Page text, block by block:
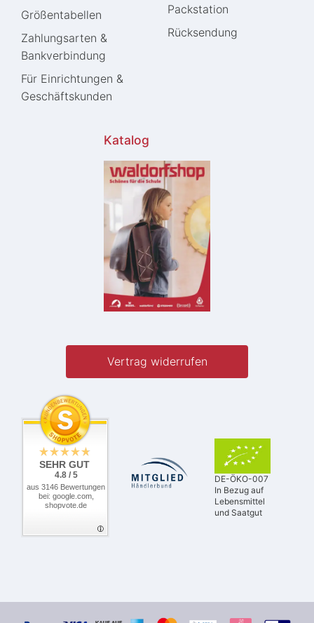
Größentabellen
Zahlungsarten &
Bankverbindung
Für Einrichtungen &
Geschäftskunden
Packstation
Rücksendung
Katalog
Vertrag widerrufen
SEHR GUT
4.8 / 5
aus 3146 Bewertungen
bei: google.com,
shopvote.de
DE-ÖKO-007
In Bezug auf
Lebensmittel
und Saatgut